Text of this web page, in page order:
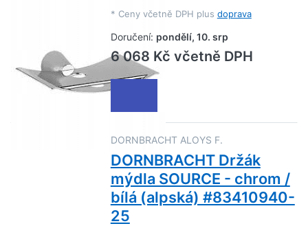
* Ceny včetně DPH plus doprava
Doručení: pondělí, 10. srp
6 068 Kč včetně DPH
DORNBRACHT ALOYS F.
DORNBRACHT Držák
mýdla SOURCE - chrom /
bílá (alpská) #83410940-
25